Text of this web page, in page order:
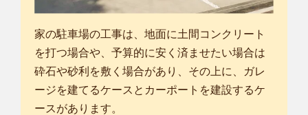
家の駐車場の工事は、地面に土間コンクリート
を打つ場合や、予算的に安く済ませたい場合は
砕石や砂利を敷く場合があり、その上に、ガレ
ージを建てるケースとカーポートを建設するケ
ースがあります。